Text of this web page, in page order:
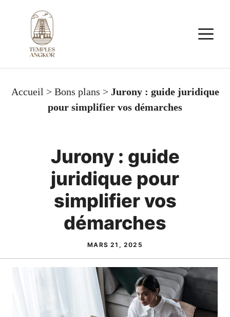
contenu
Accueil > Bons plans > Jurony : guide juridique
pour simplifier vos démarches
Jurony : guide
juridique pour
simplifier vos
démarches
MARS 21, 2025